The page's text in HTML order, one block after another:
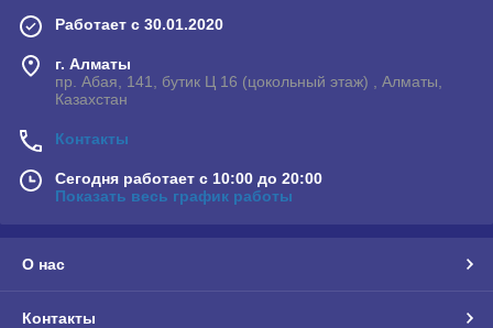
Работает с 30.01.2020
г. Алматы
пр. Абая, 141, бутик Ц 16 (цокольный этаж) , Алматы,
Казахстан
Контакты
Сегодня работает с 10:00 до 20:00
Показать весь график работы
О нас
Контакты